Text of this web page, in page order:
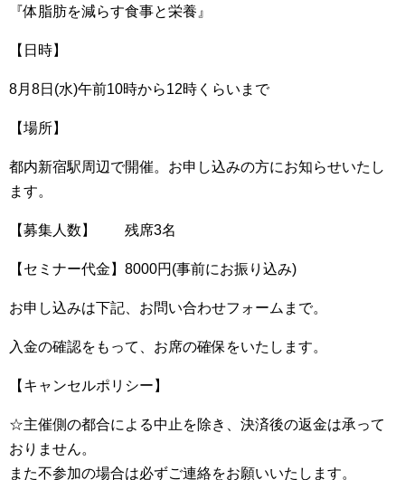
『体脂肪を減らす食事と栄養』
【日時】
8月8日(水)午前10時から12時くらいまで
【場所】
都内新宿駅周辺で開催。お申し込みの方にお知らせいたし
ます。
【募集人数】 残席3名
【セミナー代金】8000円(事前にお振り込み)
お申し込みは下記、お問い合わせフォームまで。
入金の確認をもって、お席の確保をいたします。
【キャンセルポリシー】
☆主催側の都合による中止を除き、決済後の返金は承って
おりません。
また不参加の場合は必ずご連絡をお願いいたします。